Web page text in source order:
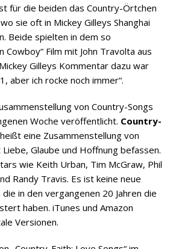
für die beiden das Country-Örtchen
sie oft in Mickey Gilleys Shanghai
Beide spielten in dem so
Cowboy“ Film mit John Travolta aus
Gilleys Kommentar dazu war
aber ich rocke noch immer“.
von Country-Songs
Woche veröffentlicht. Country-
heißt eine Zusammenstellung von
Glaube und Hoffnung befassen.
wie Keith Urban, Tim McGraw, Phil
Randy Travis. Es ist keine neue
in den vergangenen 20 Jahren die
haben. iTunes und Amazon
Versionen.